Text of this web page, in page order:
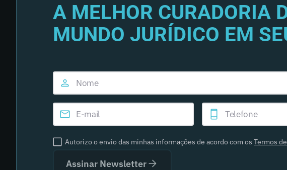
A MELHOR CURADORIA
MUNDO JURÍDICO EM
Autorizo o envio das minhas informações de acordo com os Termos
Assinar Newsletter